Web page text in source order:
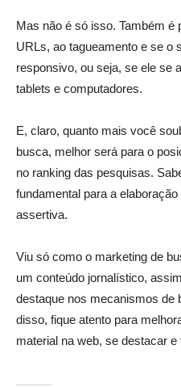
Mas não é só isso. Também é
URLs, ao tagueamento e se o
responsivo, ou seja, se ele se
tablets e computadores.
E, claro, quanto mais você
busca, melhor será para o
no ranking das pesquisas.
fundamental para a
assertiva.
Viu só como o marketing de
um conteúdo jornalístico,
destaque nos mecanismos de
disso, fique atento para
material na web, se destacar